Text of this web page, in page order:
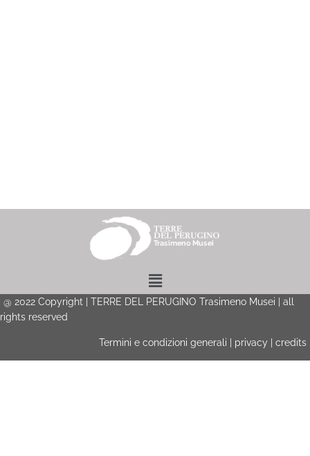
Menu
@ 2022 Copyright | TERRE DEL PERUGINO Trasimeno Musei | all
rights reserved
Termini e condizioni generali privacy credits